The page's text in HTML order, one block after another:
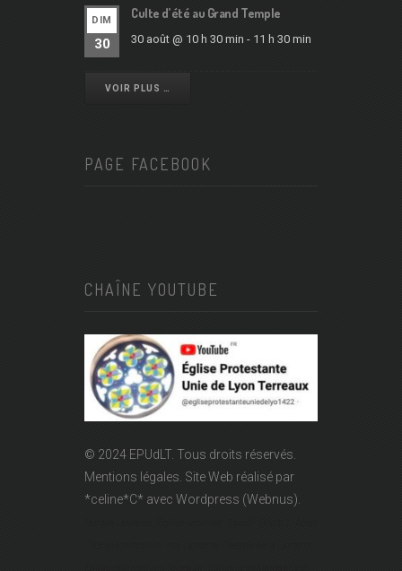
DIM
30
Culte d’été au Grand Temple
30 août @ 10 h 30 min - 11 h 30 min
VOIR PLUS …
PAGE FACEBOOK
CHAÎNE YOUTUBE
© 2024 EPUdLT. Tous droits réservés.
Mentions légales. Site Web réalisé par
*celine*C* avec Wordpress (Webnus).